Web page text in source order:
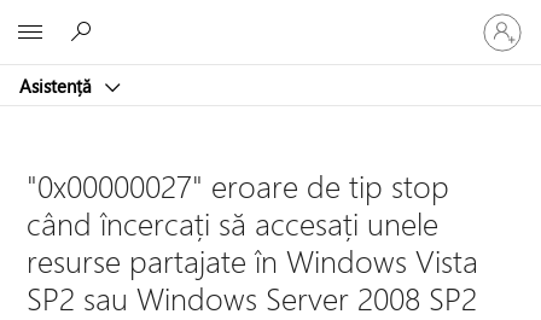
Asistență
vă
la
dvs.
"0x00000027" eroare de tip stop
când încercați să accesați unele
resurse partajate în Windows Vista
SP2 sau Windows Server 2008 SP2